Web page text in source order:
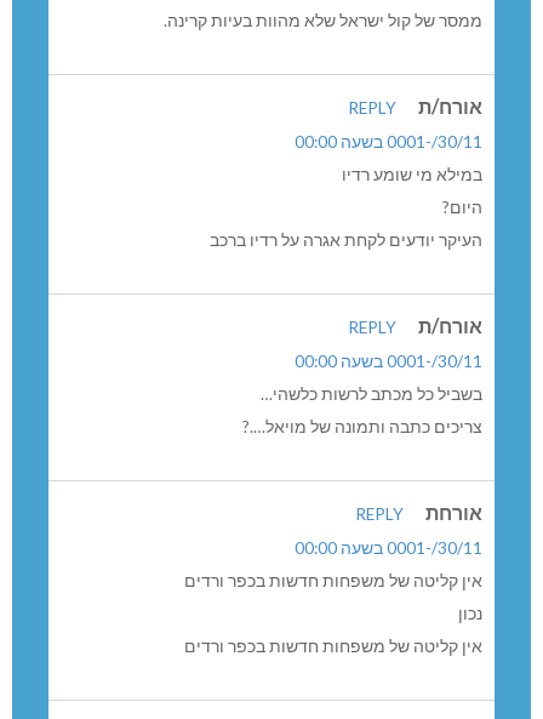
ממסר של קול ישראל שלא מהוות בעיות קרינה.
אורח/ת
REPLY
30/11/-0001 בשעה 00:00
במילא מי שומע רדיו
היום?
העיקר יודעים לקחת אגרה על רדיו ברכב
אורח/ת
REPLY
30/11/-0001 בשעה 00:00
בשביל כל מכתב לרשות כלשהי…
צריכים כתבה ותמונה של מויאל….?
אורחת
REPLY
30/11/-0001 בשעה 00:00
אין קליטה של משפחות חדשות בכפר ורדים
נכון
אין קליטה של משפחות חדשות בכפר ורדים